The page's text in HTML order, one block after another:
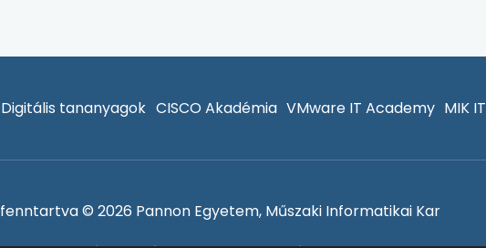
Digitális tananyagok CISCO Akadémia VMware IT Academy MIK IT
© 2026 Pannon Egyetem, Műszaki Informatikai Kar